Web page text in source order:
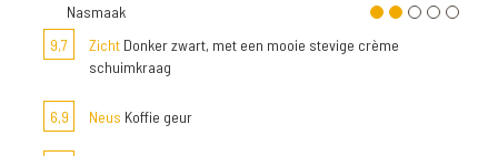
Nasmaak
9,7
Zicht Donker zwart, met een mooie stevige crème
schuimkraag
6,9 Neus Koffie geur